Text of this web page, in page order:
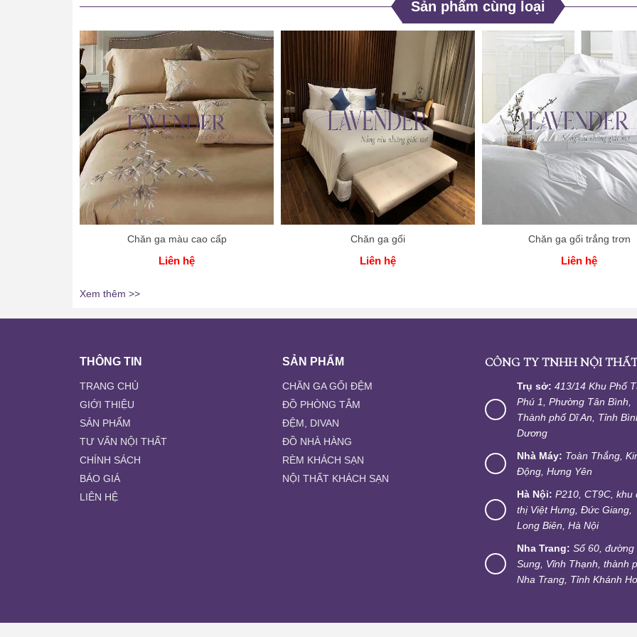
Sản phẩm cùng loại
Chăn ga màu cao cấp
Liên hệ
Chăn ga gối
Liên hệ
Chăn ga gối trắng trơn
Liên hệ
Xem thêm >>
THÔNG TIN
TRANG CHỦ
GIỚI THIỆU
SẢN PHẨM
TƯ VẤN NỘI THẤT
CHÍNH SÁCH
BÁO GIÁ
LIÊN HỆ
SẢN PHẨM
CHĂN GA GỐI ĐỆM
ĐỒ PHÒNG TẮM
ĐỆM, DIVAN
ĐỒ NHÀ HÀNG
RÈM KHÁCH SẠN
NỘI THẤT KHÁCH SẠN
CÔNG TY TNHH NỘI
Trụ sở: 413/14 Khu Phố
Phú 1, Phường Tân Bình,
Thành phố Dĩ An, Tỉnh
Dương
Nhà Máy: Toàn Thắng,
Động, Hưng Yên
Hà Nội: P210, CT9C, khu
thị Việt Hưng, Đức Giang,
Long Biên, Hà Nội
Nha Trang: Số 60, đường
Sung, Vĩnh Thạnh, thành
Nha Trang, Tỉnh Khánh